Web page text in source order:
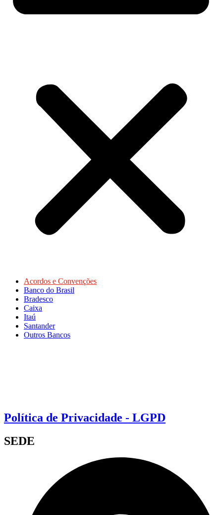
Acordos e Convenções
Banco do Brasil
Bradesco
Caixa
Itaú
Santander
Outros Bancos
Política de Privacidade - LGPD
SEDE